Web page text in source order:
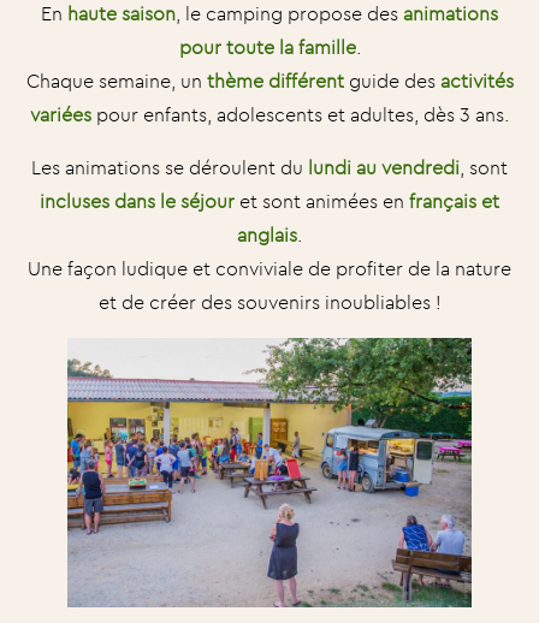
En haute saison, le camping propose des animations
pour toute la famille.
Chaque semaine, un thème différentguide des activités
variées pour enfants, adolescents et adultes, dès 3 ans.
Les animations se déroulent du lundi au vendredi, sont
incluses dans le séjour et sont animées en français et
anglais.
Une façon ludique et conviviale de profiter de la nature
et de créer des souvenirs inoubliables !